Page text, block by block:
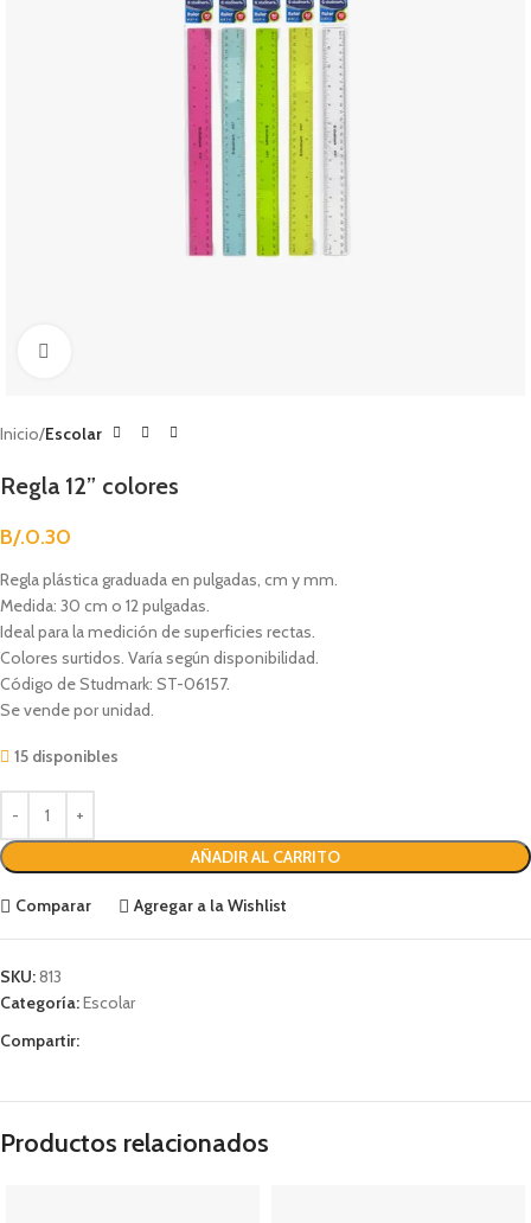
Inicio Escolar
Regla 12” colores
B/.0.30
Regla plástica graduada en pulgadas, cm y mm.
Medida: 30 cm o 12 pulgadas.
Ideal para la medición de superficies rectas.
Colores surtidos. Varía según disponibilidad.
Código de Studmark: ST-06157.
Se vende por unidad.
15 disponibles
AÑADIR AL CARRITO
Comparar Agregar a la Wishlist
SKU:813
Categoría:Escolar
Compartir:
Productos relacionados